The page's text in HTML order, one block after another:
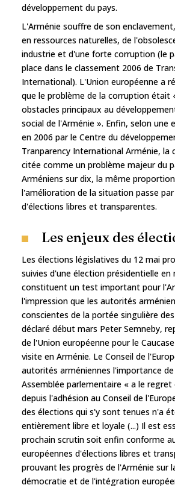
développement du pays.
L'Arménie souffre de son
en ressources naturelles, de
industrie et d'une forte corruption (le
place dans le classement 2006 de
International). L'Union européenne a
que le problème de la corruption était
obstacles principaux au
social de l'Arménie ». Enfin, selon une
en 2006 par le Centre du
Tranparency International Arménie, la
citée comme un problème majeur du
Arméniens sur dix, la même
l'amélioration de la situation passe
d'élections libres et transparentes.
Les enjeux des
Les élections législatives du 12 mai
suivies d'une élection présidentielle en
constituent un test important pour
l'impression que les autorités
conscientes de la portée singulière
déclaré début mars Peter Semneby,
de l'Union européenne pour le
visite en Arménie. Le Conseil de
autorités arméniennes l'importance
Assemblée parlementaire « a le
depuis l'adhésion au Conseil de
des élections qui s'y sont tenues n'a
entièrement libre et loyale (...) Il est
prochain scrutin soit enfin conforme
européennes d'élections libres et
prouvant les progrès de l'Arménie sur
démocratie et de l'intégration